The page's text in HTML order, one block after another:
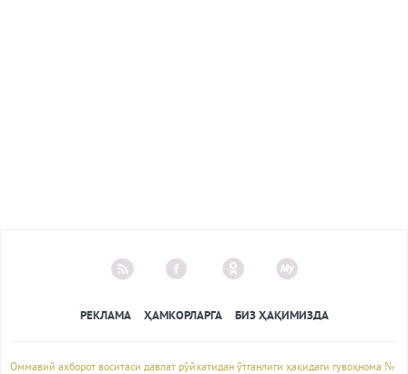
РЕКЛАМА ҲАМКОРЛАРГА БИЗ ҲАҚИМИЗДА
Оммавий ахборот воситаси давлат рўйхатидан ўтганлиги ҳақидаги гувоҳнома №